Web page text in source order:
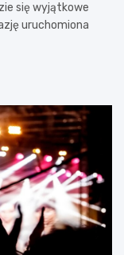
się wyjątkowe
uruchomiona